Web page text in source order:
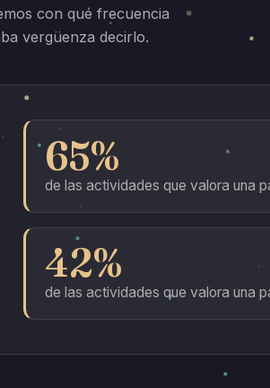
con qué frecuencia
vergüenza decirlo.
65%
de las actividades que valora una
42%
de las actividades que valora una